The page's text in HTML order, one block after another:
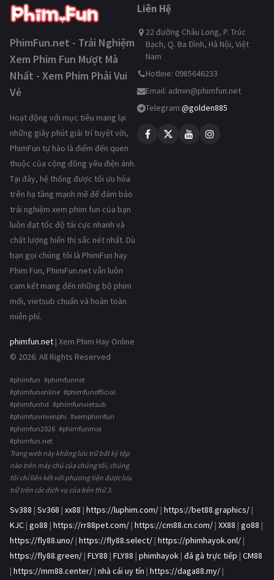
PhimFun.net - Trải Nghiệm
Xem Phim Fun Mượt Mà
Nhất - Xem Phim Phải Vui
Vẻ
Hoạt động với mục tiêu mang lại
những giây phút giải trí tuyệt vời,
PhimFun tự hào là điểm đến quen
thuộc của cộng đồng yêu điện ảnh.
Tại đây, hệ thống được tối ưu hóa
trên hạ tầng mạnh mẽ để đảm bảo
trải nghiệm xem phim fun của bạn
luôn đạt tốc độ tải cực nhanh và
chất lượng hiển thị sắc nét nhất. Dù
bạn gọi chúng tôi là PhimFun hay
Phim Fun, PhimFun.net vẫn luôn
cam kết mang đến những bộ phim
mới, vietsub chuẩn và hoàn toàn
miễn phí.
phimfun.net | Xem Phim Hay Online
© 2026. All Rights Reserved
#phimfun #phimfunnet
#phimfunonline #phimfunofficial
#phimfunhd #phimfunvietsub
#phimfunmienphi #xemphimfun
#phimfun2026 #phimfunmoi
#phimfun.net
Trang web này không lưu trữ bất kỳ tệp
nào trên máy chủ của chúng tôi, chúng
tôi chỉ liên kết với phương tiện được lưu
trữ trên các dịch vụ của bên thứ 3.
Liên Hệ
22 đường Châu Long, P. Trúc
Bạch, Q. Ba Đình, Hà Nội, Việt
Nam
Hotline: 0985646233
Email: admin@phimfun.net
Telegram:@golden885
Sv388 | Sv368 | xx88 | https://luphim.com/ | https://bet88.graphics/ |
KJC | go88 | https://rr88pet.com/ | https://cm88.cn.com/ | XX88 | go88 |
https://fly88.uno/ | https://fly88.select/ | https://phimhayok.onl/ |
https://fly88.green/ | FLY88 | FLY88 | phimhayok | đá gà trực tiếp | CM88
| https://mm88.center/ | nhà cái uy tín | https://daga88.my/ |